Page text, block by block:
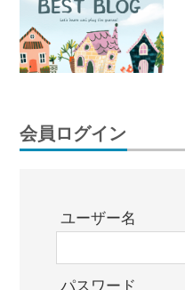
会員ログイン
ユーザー名
パスワード